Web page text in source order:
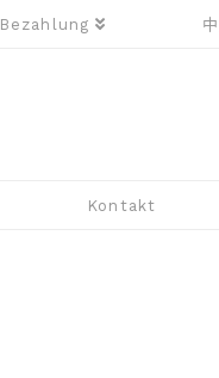
Bezahlung
Kontakt